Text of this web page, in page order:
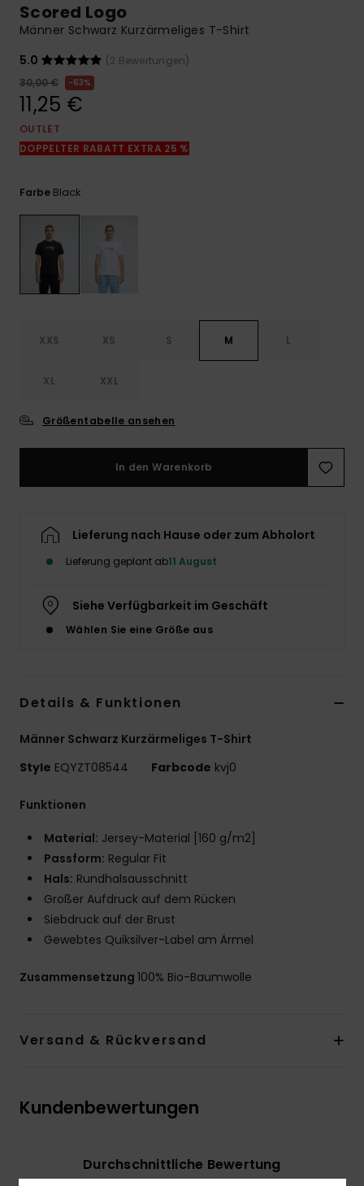
Finden Sie
Antworten auf
die häufigsten
Fragen sowie
ansehen
Scored Logo
Männer Schwarz Kurzärmeliges T-Shirt
5.0
(2 Bewertungen)
30,00 €
63%
11,25 €
OUTLET
DOPPELTER RABATT EXTRA 25 %
Farbe Black
XXS XS S M L
XL XXL
Größentabelle ansehen
In den Warenkorb
Lieferung nach Hause oder zum Abholort
Lieferung geplant ab11 August
Siehe Verfügbarkeit im Geschäft
Wählen Sie eine Größe aus
Details & Funktionen
Männer Schwarz Kurzärmeliges T-Shirt
Style EQYZT08544 Farbcode kvj0
Funktionen
Material: Jersey-Material [160 g/m2]
Passform: Regular Fit
Hals: Rundhalsausschnitt
Großer Aufdruck auf dem Rücken
Siebdruck auf der Brust
Gewebtes Quiksilver-Label am Ärmel
Zusammensetzung 100% Bio-Baumwolle
Versand & Rückversand
Kundenbewertungen
Durchschnittliche Bewertung